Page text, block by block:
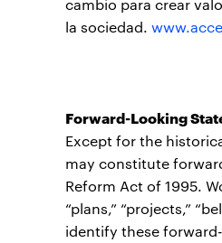
cambio para crear
la sociedad.
Forward-Looking
Except for the
may constitute
Reform Act of 1995.
“plans,” “projects,”
identify these